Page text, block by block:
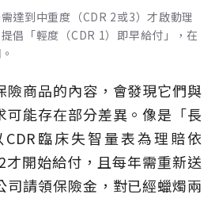
達到中重度（CDR 2或3）才啟動理
倡「輕度（CDR 1）即早給付」，在
險商品的內容，會發現它們與
可能存在部分差異。像是「長
臨床失智量表為理賠依
才開始給付，且每年需重新送
司請領保險金，對已經蠟燭兩